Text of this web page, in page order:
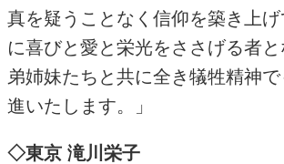
真を疑うことなく信仰を築き上
に喜びと愛と栄光をささげる者
弟姉妹たちと共に全き犠牲精神
進いたします。」
◇東京 滝川栄子